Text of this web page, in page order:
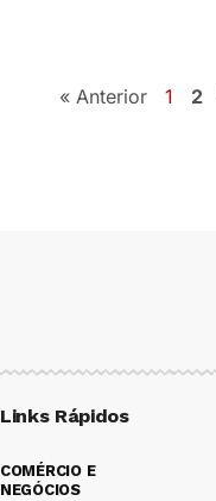
« Anterior 1 2
Links Rápidos
COMÉRCIO E
NEGÓCIOS